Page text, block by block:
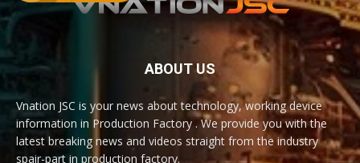
ABOUT US
Vnation JSC is your news about technology, working device
information in Production Factory . We provide you with the
latest breaking news and videos straight from the industry
spair-part in production factory.